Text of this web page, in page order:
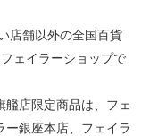
店舗以外の全国百貨
ェイラーショップで
店限定商品は、フェ
ー銀座本店、フェイラ